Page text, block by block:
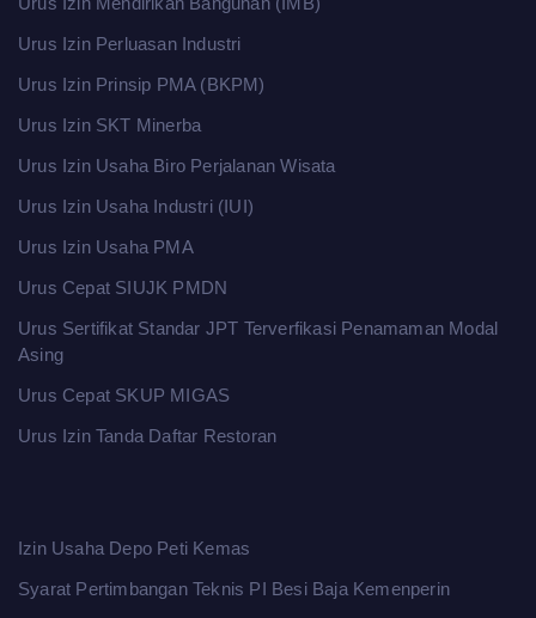
Urus Izin Perluasan Industri
Urus Izin Prinsip PMA (BKPM)
Urus Izin SKT Minerba
Urus Izin Usaha Biro Perjalanan Wisata
Urus Izin Usaha Industri (IUI)
Urus Izin Usaha PMA
Urus Cepat SIUJK PMDN
Urus Sertifikat Standar JPT Terverfikasi Penamaman Modal
Asing
Urus Cepat SKUP MIGAS
Urus Izin Tanda Daftar Restoran
Izin Usaha Depo Peti Kemas
Syarat Pertimbangan Teknis PI Besi Baja Kemenperin